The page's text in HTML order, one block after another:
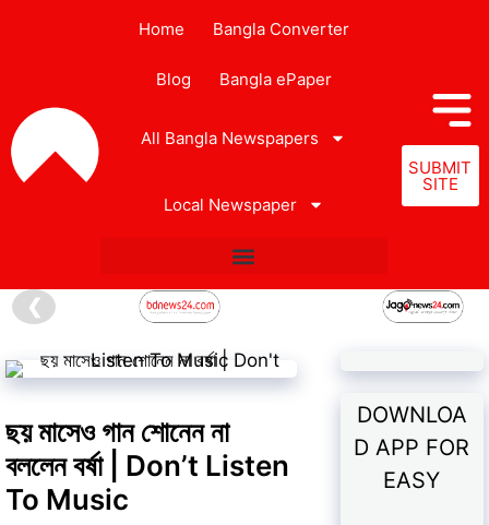
Home Bangla Converter
Blog Bangla ePaper
All Bangla Newspapers
Local Newspaper
SUBMIT
SITE
❮
ছয় মাসেও গান শোনেন না
বললেন বর্ষা | Don’t Listen
To Music
DOWNLOA
D APP FOR
EASY